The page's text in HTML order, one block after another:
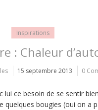
Inspirations
: Chaleur
15 septembre 2013 0
lui ce besoin de se sentir
bougies (oui on a